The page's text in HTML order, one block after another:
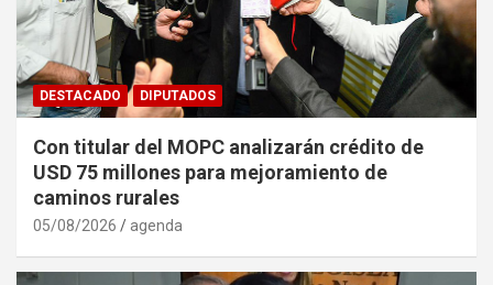
DESTACADO DIPUTADOS
Con titular del MOPC analizarán crédito de
USD 75 millones para mejoramiento de
caminos rurales
05/08/2026 agenda